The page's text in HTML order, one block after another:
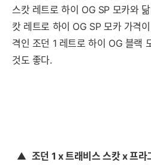
스캇 레트로 하이 OG SP 모카와
캇 레트로 하이 OG SP 모카 가격
격인 조던 1 레트로 하이 OG 블랙
것도 좋다.
▲ 조던 1 x 트래비스 스캇 x 프